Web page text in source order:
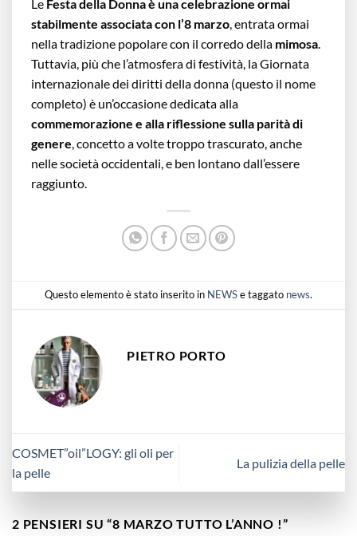
Le Festa della Donna è una celebrazione ormai
stabilmente associata con l’8 marzo, entrata ormai
nella tradizione popolare con il corredo della mimosa.
Tuttavia, più che l’atmosfera di festività, la Giornata
internazionale dei diritti della donna (questo il nome
completo) è un’occasione dedicata alla
commemorazione e alla riflessione sulla parità di
genere, concetto a volte troppo trascurato, anche
nelle società occidentali, e ben lontano dall’essere
raggiunto.
Questo elemento è stato inserito in NEWSe taggato news.
PIETRO PORTO
COSMET”oil”LOGY: gli oli per
la pelle
La pulizia della pelle
2 PENSIERI SU “8 MARZO TUTTO L’ANNO !”